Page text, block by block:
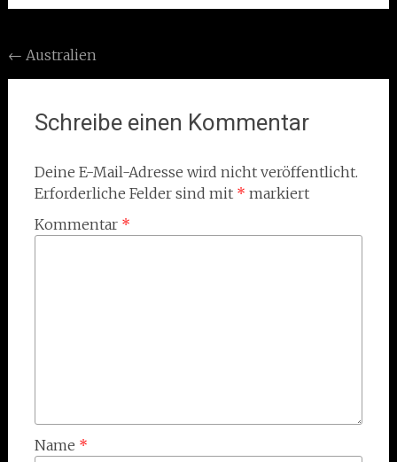
Post
navigation
← Australien
Schreibe einen Kommentar
Deine E-Mail-Adresse wird nicht veröffentlicht.
Erforderliche Felder sind mit * markiert
Kommentar *
Name *